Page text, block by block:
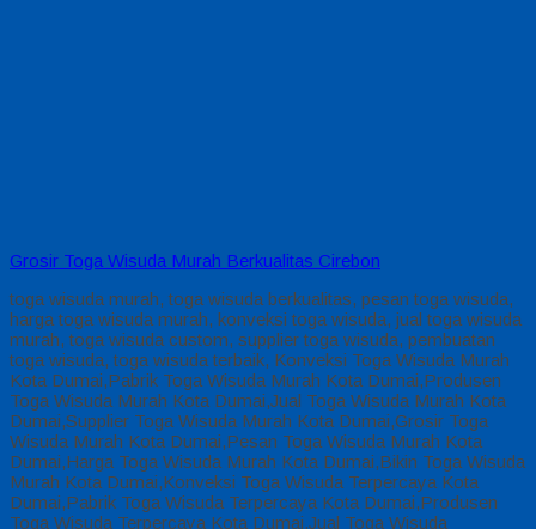
Grosir Toga Wisuda Murah Berkualitas Cirebon
toga wisuda murah, toga wisuda berkualitas, pesan toga wisuda,
harga toga wisuda murah, konveksi toga wisuda, jual toga wisuda
murah, toga wisuda custom, supplier toga wisuda, pembuatan
toga wisuda, toga wisuda terbaik, Konveksi Toga Wisuda Murah
Kota Dumai,Pabrik Toga Wisuda Murah Kota Dumai,Produsen
Toga Wisuda Murah Kota Dumai,Jual Toga Wisuda Murah Kota
Dumai,Supplier Toga Wisuda Murah Kota Dumai,Grosir Toga
Wisuda Murah Kota Dumai,Pesan Toga Wisuda Murah Kota
Dumai,Harga Toga Wisuda Murah Kota Dumai,Bikin Toga Wisuda
Murah Kota Dumai,Konveksi Toga Wisuda Terpercaya Kota
Dumai,Pabrik Toga Wisuda Terpercaya Kota Dumai,Produsen
Toga Wisuda Terpercaya Kota Dumai,Jual Toga Wisuda